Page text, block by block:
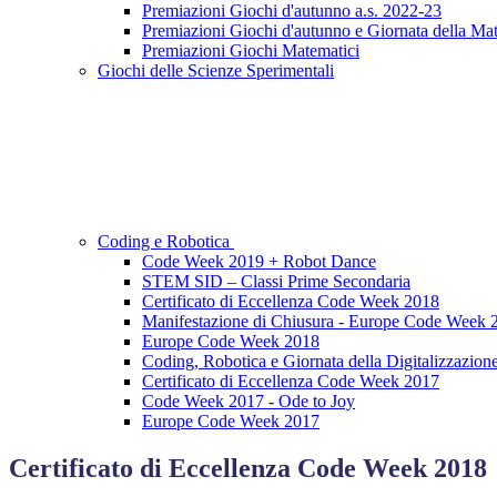
Premiazioni Giochi d'autunno a.s. 2022-23
Premiazioni Giochi d'autunno e Giornata della
Premiazioni Giochi Matematici
Giochi delle Scienze Sperimentali
Coding e Robotica
Code Week 2019 + Robot Dance
STEM SID – Classi Prime Secondaria
Certificato di Eccellenza Code Week 2018
Manifestazione di Chiusura - Europe Code Week
Europe Code Week 2018
Coding, Robotica e Giornata della
Certificato di Eccellenza Code Week 2017
Code Week 2017 - Ode to Joy
Europe Code Week 2017
Certificato di Eccellenza Code Week 2018